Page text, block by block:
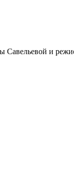
Савельевой и